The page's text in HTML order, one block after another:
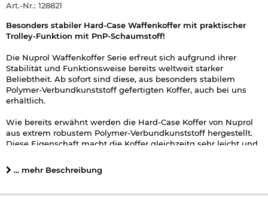
Art.-Nr.: 128821
Besonders stabiler Hard-Case Waffenkoffer mit praktischer
Trolley-Funktion mit PnP-Schaumstoff!
Die Nuprol Waffenkoffer Serie erfreut sich aufgrund ihrer
Stabilität und Funktionsweise bereits weltweit starker
Beliebtheit. Ab sofort sind diese, aus besonders stabilem
Polymer-Verbundkunststoff gefertigten Koffer, auch bei uns
erhältlich.
Wie bereits erwähnt werden die Hard-Case Koffer von Nuprol
aus extrem robustem Polymer-Verbundkunststoff hergestellt.
Diese Eigenschaft macht die Koffer gleichzeitg sehr leicht und
und gesetzeskonform zu verstauen oder transportieren.
zwei angebrachten und breiten Tragegriffe. Links und rechts
... mehr Beschreibung